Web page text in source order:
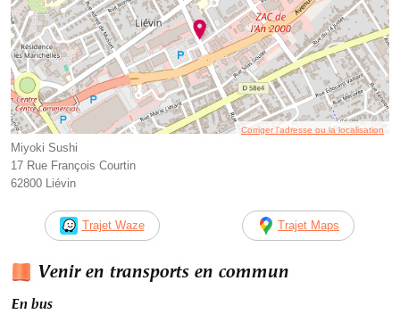
Corriger l’adresse ou la localisation
Miyoki Sushi
17 Rue François Courtin
62800 Liévin
Trajet Waze Trajet Maps
Venir en transports en commun
En bus